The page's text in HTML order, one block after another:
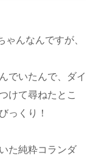
んなんですが、
でいたんで、ダイ
けて尋ねたとこ
っくり！
た純粋コランダ